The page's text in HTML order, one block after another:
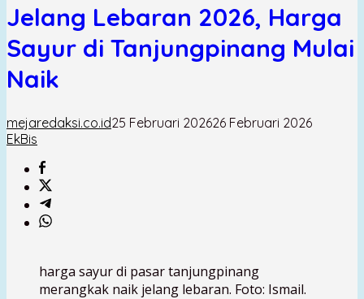
Jelang Lebaran 2026, Harga
Sayur di Tanjungpinang Mulai
Naik
mejaredaksi.co.id25 Februari 202626 Februari 2026
EkBis
harga sayur di pasar tanjungpinang
merangkak naik jelang lebaran. Foto: Ismail.